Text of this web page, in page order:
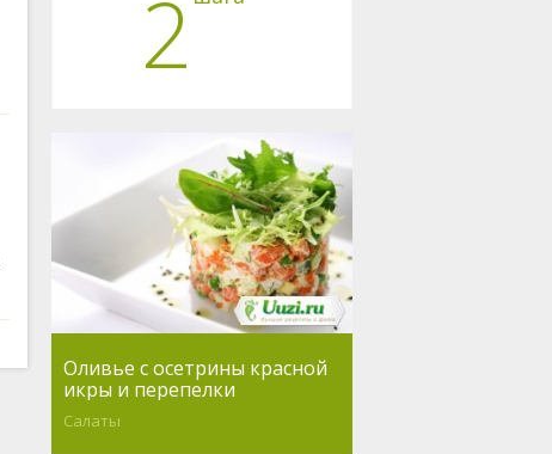
2
Оливье с осетрины красной
икры и перепелки
Салаты